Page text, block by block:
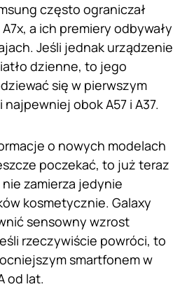
często ograniczał
a ich premiery odbywały
Jeśli jednak urządzenie
dzienne, to jego
się w pierwszym
obok A57 i A37.
o nowych modelach
poczekać, to już teraz
zamierza jedynie
kosmetycznie. Galaxy
sensowny wzrost
rzeczywiście powróci, to
smartfonem w
od lat.